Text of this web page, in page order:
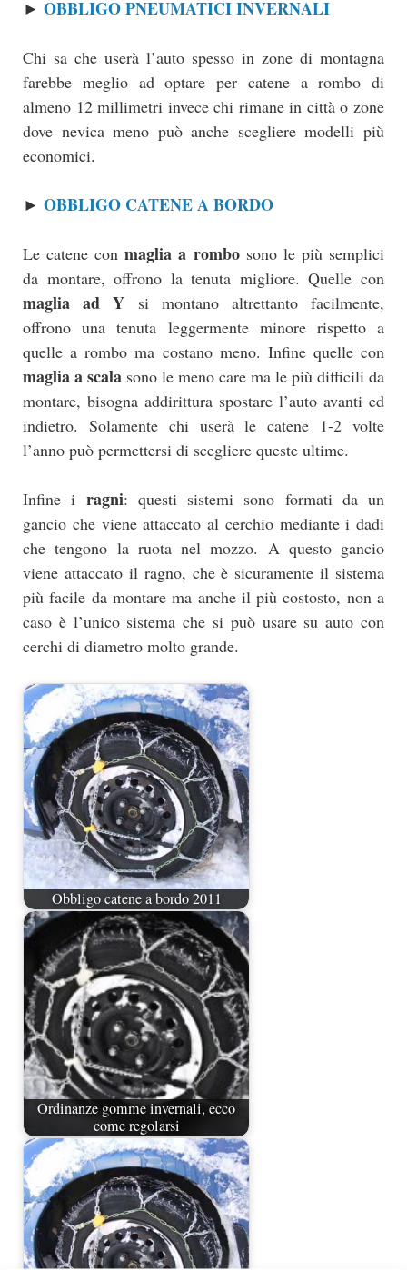
► OBBLIGO PNEUMATICI INVERNALI
Chi sa che userà l’auto spesso in zone di montagna
farebbe meglio ad optare per catene a rombo di
almeno 12 millimetri invece chi rimane in città o zone
dove nevica meno può anche scegliere modelli più
economici.
► OBBLIGO CATENE A BORDO
Le catene conmaglia a rombosono le più semplici
da montare, offrono la tenuta migliore. Quelle con
maglia ad Y si montano altrettanto facilmente,
offrono una tenuta leggermente minore rispetto a
quelle a rombo ma costano meno. Infine quelle con
maglia a scala sono le meno care ma le più difficili da
montare, bisogna addirittura spostare l’auto avanti ed
indietro. Solamente chi userà le catene 1-2 volte
l’anno può permettersi di scegliere queste ultime.
Infine i ragni: questi sistemi sono formati da un
gancio che viene attaccato al cerchio mediante i dadi
che tengono la ruota nel mozzo. A questo gancio
viene attaccato il ragno, che è sicuramente il sistema
più facile da montare ma anche il più costosto, non a
caso è l’unico sistema che si può usare su auto con
cerchi di diametro molto grande.
Obbligo catene a bordo 2011
Ordinanze gomme invernali, ecco
come regolarsi